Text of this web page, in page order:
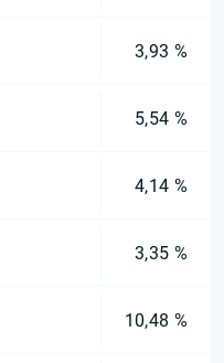
3,93 %
5,54 %
4,14 %
3,35 %
10,48 %